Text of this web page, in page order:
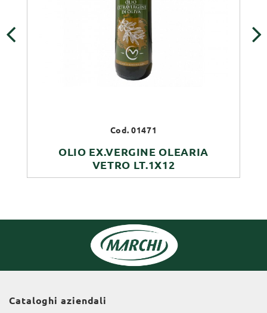
Cod. 01471
OLIO EX.VERGINE OLEARIA
VETRO LT.1X12
Cataloghi aziendali